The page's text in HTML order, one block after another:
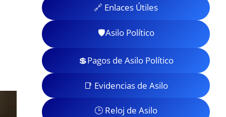
🔗 Enlaces Útiles
🛡️Asilo Político
💲Pagos de Asilo Político
📑 Evidencias de Asilo
🕒 Reloj de Asilo